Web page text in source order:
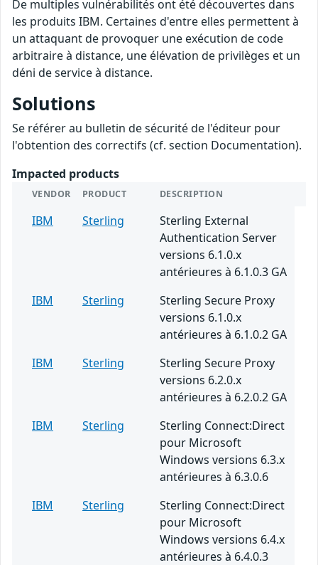
De multiples vulnérabilités ont été découvertes dans
les produits IBM. Certaines d'entre elles permettent à
un attaquant de provoquer une exécution de code
arbitraire à distance, une élévation de privilèges et un
déni de service à distance.
Solutions
Se référer au bulletin de sécurité de l'éditeur pour
l'obtention des correctifs (cf. section Documentation).
Impacted products
VENDOR PRODUCT DESCRIPTION
IBM Sterling
Sterling External
Authentication Server
versions 6.1.0.x
antérieures à 6.1.0.3 GA
IBM
Sterling
Sterling Secure Proxy
versions 6.1.0.x
antérieures à 6.1.0.2 GA
IBM
Sterling
Sterling Secure Proxy
versions 6.2.0.x
antérieures à 6.2.0.2 GA
IBM
Sterling
Sterling Connect:Direct
pour Microsoft
Windows versions 6.3.x
antérieures à 6.3.0.6
IBM
Sterling
Sterling Connect:Direct
pour Microsoft
Windows versions 6.4.x
antérieures à 6.4.0.3